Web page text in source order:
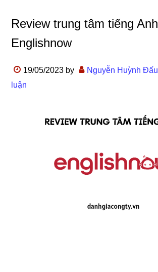
Review trung tâm tiếng Anh
Englishnow
19/05/2023 by Nguyễn Huỳnh Đấu
luận